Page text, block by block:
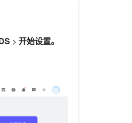
> 开始设置。